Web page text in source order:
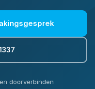
doorverbinden